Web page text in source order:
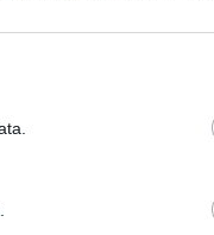
και στο πάνω μέρος
Ισλάμ.
συγκέντρωσε
τις κόρες του, ενός